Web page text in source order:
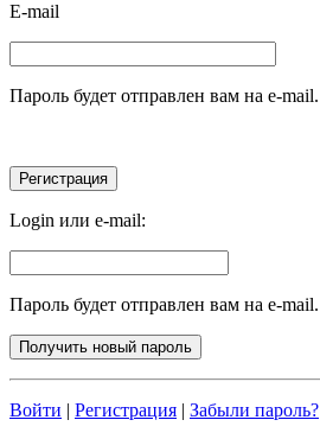
E-mail
Пароль будет отправлен вам на e-mail.
Login или e-mail:
Пароль будет отправлен вам на e-mail.
Войти | Регистрация | Забыли пароль?